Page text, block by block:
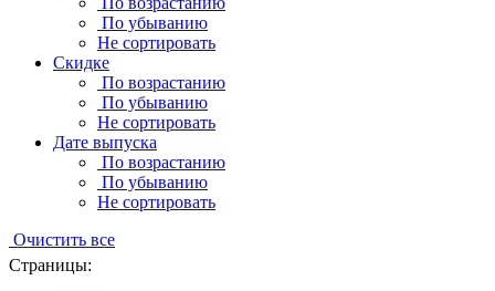
По убыванию
Не сортировать
Скидке
По возрастанию
По убыванию
Не сортировать
Дате выпуска
По возрастанию
По убыванию
Не сортировать
Очистить все
Страницы: